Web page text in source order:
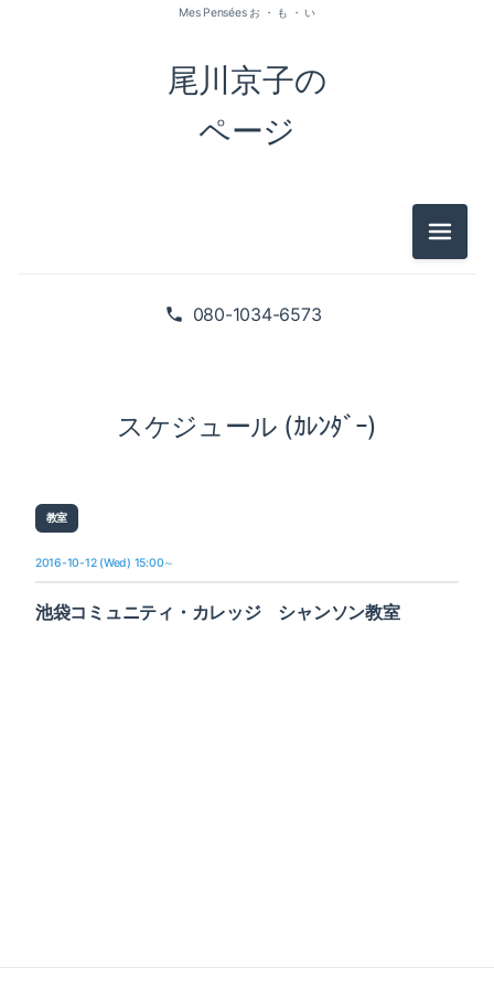
080-1034-6573
尾川京子の
ページ
Mes Pensées お ・ も ・ い
メニュ
スケジュール (ｶﾚﾝﾀﾞｰ)
教室
2016-10-12 (Wed) 15:00～
池袋コミュニティ・カレッジ シャンソン教室